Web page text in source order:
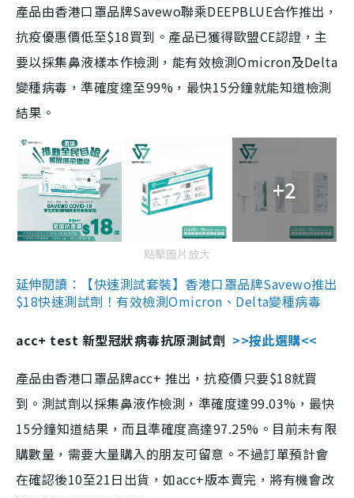
產品由香港口罩品牌Savewo聯乘DEEPBLUE合作推出，
抗疫優惠價低至$18買到。產品已獲得歐盟CE認證，主
要以採集鼻液樣本作檢測，能有效檢測Omicron及Delta
變種病毒，準確度達至99%，最快15分鐘就能知道檢測
結果。
+2
點擊圖片放大
延伸閱讀：【快速測試套裝】香港口罩品牌Savewo推出
$18快速測試劑！有效檢測Omicron、Delta變種病毒
acc+ test 新型冠狀病毒抗原測試劑 >>按此選購<<
產品由香港口罩品牌acc+ 推出，抗疫價只要$18就買
到。測試劑以採集鼻液作檢測，準確度達99.03%，最快
15分鐘知道結果，而且準確度高達97.25%。目前未有限
購數量，需要大量購入的朋友可留意。不過訂單預計會
在確認後10至21日出貨，如acc+版本賣完，將有機會改